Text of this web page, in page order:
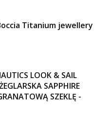
Titanium jewellery
LOOK & SAIL
SAPPHIRE
SZEKLĘ -